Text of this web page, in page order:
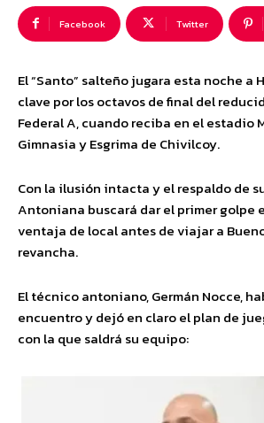
Facebook Twitter
El “Santo” salteño jugara esta noche a
clave por los octavos de final del
Federal A, cuando reciba en el estadio
Gimnasia y Esgrima de Chivilcoy.
Con la ilusión intacta y el respaldo de
Antoniana buscará dar el primer golpe
ventaja de local antes de viajar a
revancha.
El técnico antoniano, Germán Nocce,
encuentro y dejó en claro el plan de
con la que saldrá su equipo: